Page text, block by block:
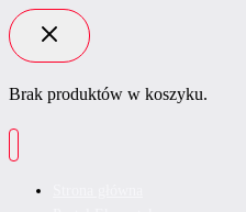
Brak produktów w koszyku.